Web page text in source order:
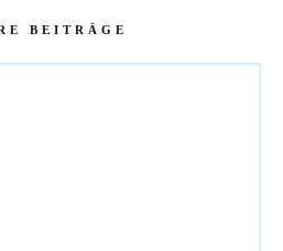
BEITRÄGE